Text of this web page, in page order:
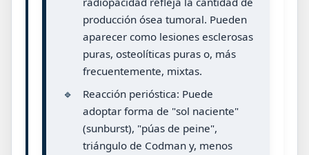
producción ósea tumoral. Pueden
aparecer como lesiones esclerosas
puras, osteolíticas puras o, más
frecuentemente, mixtas.
🔹
Reacción perióstica: Puede
adoptar forma de "sol naciente"
(sunburst), "púas de peine",
triángulo de Codman y, menos